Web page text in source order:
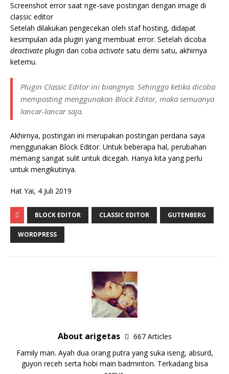
Screenshot error saat nge-save postingan dengan image di
classic editor
Setelah dilakukan pengecekan oleh staf hosting, didapat
kesimpulan ada plugin yang membuat error. Setelah dicoba
deactivate plugin dan coba activate satu demi satu, akhirnya
ketemu.
Plugin Classic Editor ini biangnya. Sehingga ketika dicoba
memposting menggunakan Block Editor, maka semuanya
lancar-lancar saja.
Akhirnya, postingan ini merupakan postingan perdana saya
menggunakan Block Editor. Untuk beberapa hal, perubahan
memang sangat sulit untuk dicegah. Hanya kita yang perlu
untuk mengikutinya.
Hat Yai, 4 Juli 2019
BLOCK EDITOR CLASSIC EDITOR GUTENBERG
WORDPRESS
About arigetas
667 Articles
Family man. Ayah dua orang putra yang suka iseng, absurd,
guyon receh serta hobi main badminton. Terkadang bisa